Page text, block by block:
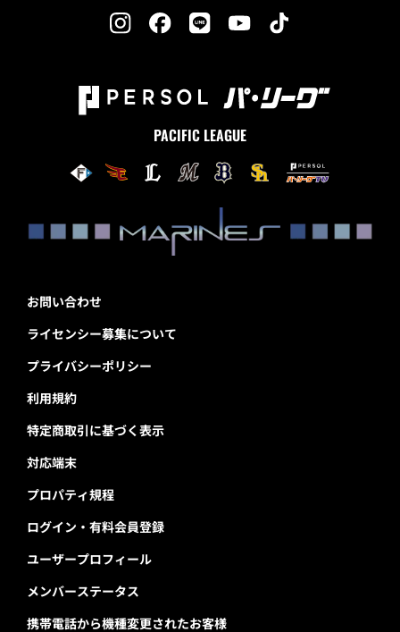
PACIFIC LEAGUE
お問い合わせ
ライセンシー募集について
プライバシーポリシー
利用規約
特定商取引に基づく表示
対応端末
プロパティ規程
ログイン・有料会員登録
ユーザープロフィール
メンバーステータス
携帯電話から機種変更されたお客様